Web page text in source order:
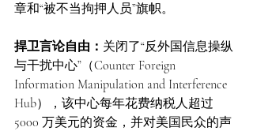
章和“被不当拘押人员”旗帜。
捍卫言论自由： 关闭了“反外国信息操纵
与干扰中心”（Counter Foreign
Information Manipulation and Interference
Hub），该中心每年花费纳税人超过
5000 万美元的资金，并对美国民众的声